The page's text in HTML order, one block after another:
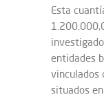
Esta
entidades
vinculados
situados